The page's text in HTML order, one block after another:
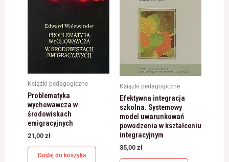
Książki pedagogiczne
Problematyka
wychowawcza w
środowiskach
emigracyjnych
21,00 zł
Dodaj do koszyka
Książki pedagogiczne
Efektywna integracja
szkolna. Systemowy
model uwarunkowań
powodzenia w kształceniu
integracyjnym
35,00 zł